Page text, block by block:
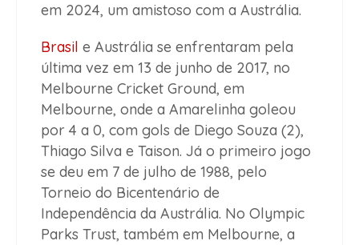
em 2024, um amistoso com a Austrália.
Brasil e Austrália se enfrentaram pela
última vez em 13 de junho de 2017, no
Melbourne Cricket Ground, em
Melbourne, onde a Amarelinha goleou
por 4 a 0, com gols de Diego Souza (2),
Thiago Silva e Taison. Já o primeiro jogo
se deu em 7 de julho de 1988, pelo
Torneio do Bicentenário de
Independência da Austrália. No Olympic
Parks Trust, também em Melbourne, a